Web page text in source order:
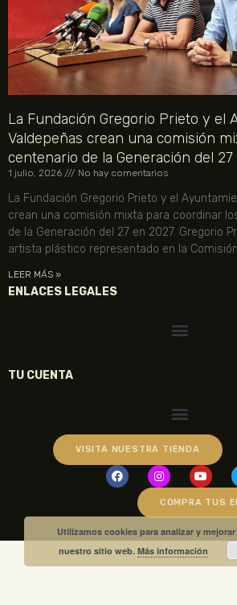
La Fundación Gregorio Prieto y el
Valdepeñas crean una comisión
centenario de la Generación del 27
1 julio, 2026 No hay comentarios
La Fundación Gregorio Prieto y el
crean una comisión mixta para coordinar
de la Generación del 27 en 2027. Gregorio
artista plástico representado en la
LEER MÁS »
ENLACES LEGALES
TU CUENTA
VISITA NUESTRA TIENDA
COMPRA TUS
Utilizamos cookies para analizar y
nuestro sitio web.Más información